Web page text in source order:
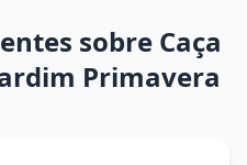
sobre Caça
Primavera